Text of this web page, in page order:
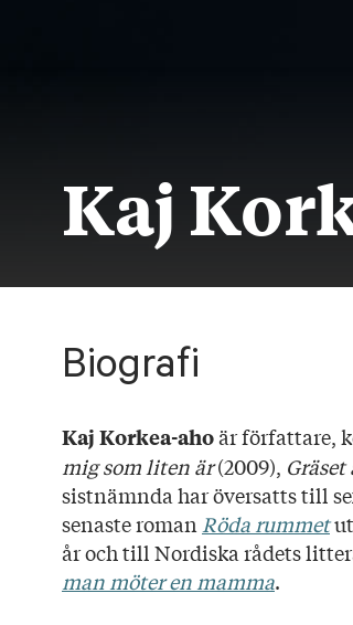
Kaj
Biografi
Kaj Korkea-ahoär författare,
mig som liten är(2009),
sistnämnda har översatts till
senaste roman Röda rummet
år och till Nordiska rådets
man möter en mamma.